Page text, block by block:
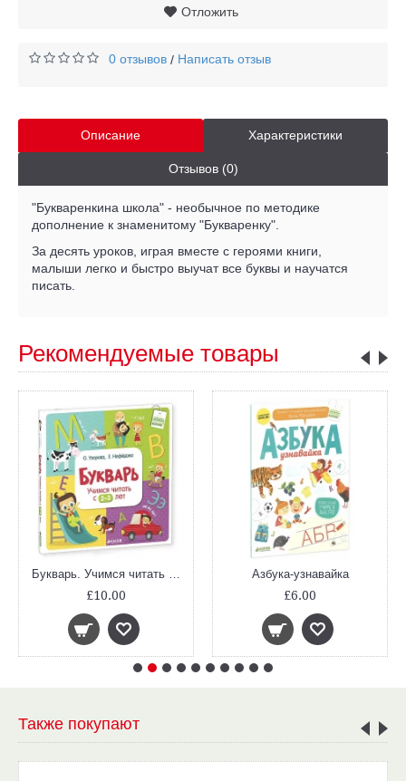
Отложить
0 отзывов / Написать отзыв
Описание Характеристики
Отзывов (0)
"Букваренкина школа" - необычное по методике
дополнение к знаменитому "Букваренку".
За десять уроков, играя вместе с героями книги,
малыши легко и быстро выучат все буквы и научатся
писать.
Рекомендуемые товары
Букварь. Учимся читать с 2-3 лет
£10.00
Азбука-узнавайка
£6.00
Также покупают